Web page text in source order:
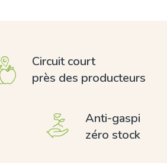
Circuit court
près des producteurs
Anti-gaspi
zéro stock